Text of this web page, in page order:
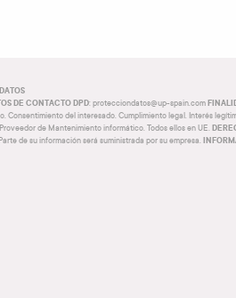
DE CONTACTO DPD: protecciondatos@up-spain.com
Consentimiento del interesado. Cumplimiento legal. Interés
de Mantenimiento informático. Todos ellos en UE.
de su información será suministrada por su empresa.